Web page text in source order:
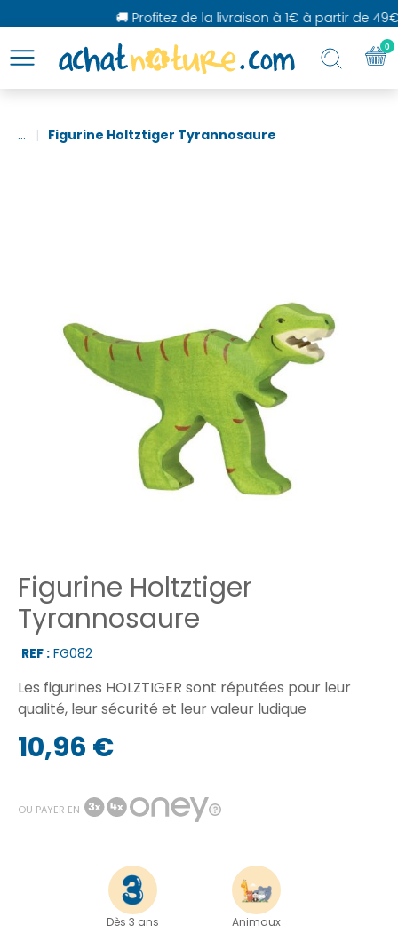
🚚 Profitez de la livraison à 1€ à partir de 49€
... Figurine Holtztiger Tyrannosaure
Figurine Holtztiger
Tyrannosaure
REF : FG082
Les figurines HOLZTIGER sont réputées pour leur
qualité, leur sécurité et leur valeur ludique
10,96 €
OU PAYER EN
Dès 3 ans Animaux
0